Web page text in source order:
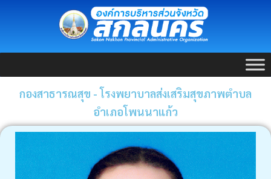
กองสาธารณสุข - โรงพยาบาลส่งเสริมสุขภาพตำบล
อำเภอโพนนาแก้ว